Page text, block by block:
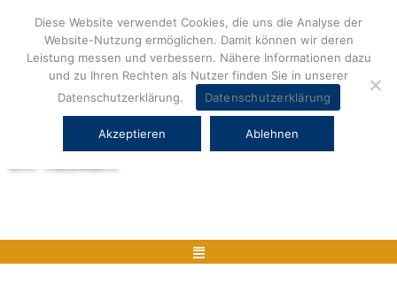
springen
Herstellerneutrale ERP Beratung und
Menü
Diese Website verwendet Cookies, die uns die Analyse der
Website-Nutzung ermöglichen. Damit können wir deren
Leistung messen und verbessern. Nähere Informationen dazu
und zu Ihren Rechten als Nutzer finden Sie in unserer
Datenschutzerklärung.
Datenschutzerklärung
Akzeptieren Ablehnen